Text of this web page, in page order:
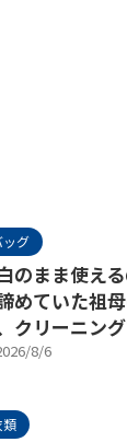
ッグ
白のまま使え
めていた祖
クリーニン
8/6
類